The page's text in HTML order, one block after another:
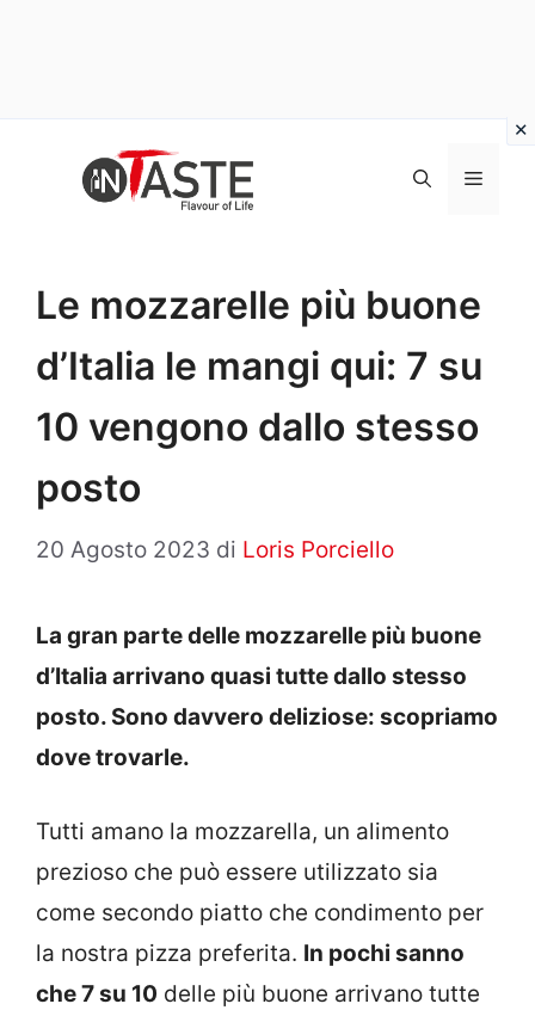
Menu
Le mozzarelle più buone
d’Italia le mangi qui: 7 su
10 vengono dallo stesso
posto
20 Agosto 2023 di Loris Porciello
La gran parte delle mozzarelle più buone
d’Italia arrivano quasi tutte dallo stesso
posto. Sono davvero deliziose: scopriamo
dove trovarle.
Tutti amano la mozzarella, un alimento
prezioso che può essere utilizzato sia
come secondo piatto che condimento per
la nostra pizza preferita. In pochi sanno
che 7 su 10 delle più buone arrivano tutte